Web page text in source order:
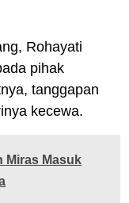
Rohayati
pihak
tanggapan
kecewa.
Miras Masuk